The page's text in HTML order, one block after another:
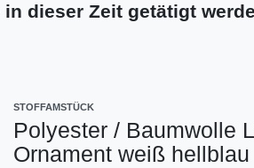
dieser Zeit getätigt
STOFFAMSTÜCK
Polyester / Baumwolle
Ornament weiß hellblau